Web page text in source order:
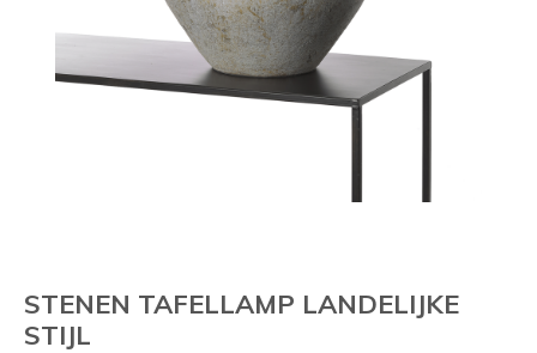
STENEN TAFELLAMP LANDELIJKE
STIJL